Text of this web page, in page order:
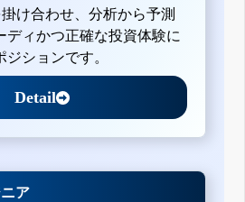
け合わせ、分析から予測
ディかつ正確な投資体験に
ションです。
Detail
ア